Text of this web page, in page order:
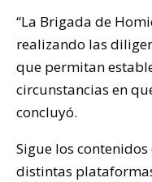
“La Brigada de
realizando las
que permitan
circunstancias en
concluyó.
Sigue los contenidos
distintas